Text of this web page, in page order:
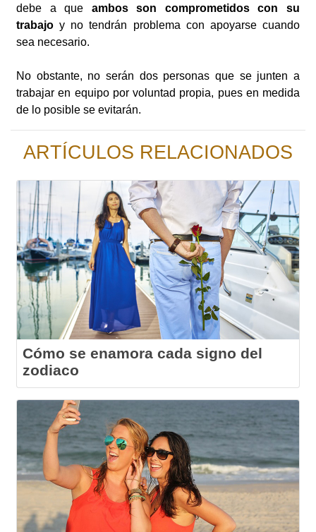
debe a que ambos son comprometidos con su
trabajo y no tendrán problema con apoyarse cuando
sea necesario.
No obstante, no serán dos personas que se junten a
trabajar en equipo por voluntad propia, pues en medida
de lo posible se evitarán.
ARTÍCULOS RELACIONADOS
Cómo se enamora cada signo del
zodiaco